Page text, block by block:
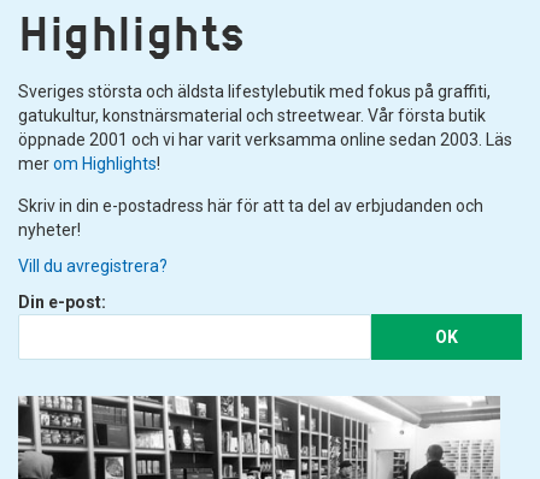
Highlights
Sveriges största och äldsta lifestylebutik med fokus på graffiti,
gatukultur, konstnärsmaterial och streetwear. Vår första butik
öppnade 2001 och vi har varit verksamma online sedan 2003. Läs
merom Highlights!
Skriv in din e-postadress här för att ta del av erbjudanden och
nyheter!
Vill du avregistrera?
Din e-post:
OK